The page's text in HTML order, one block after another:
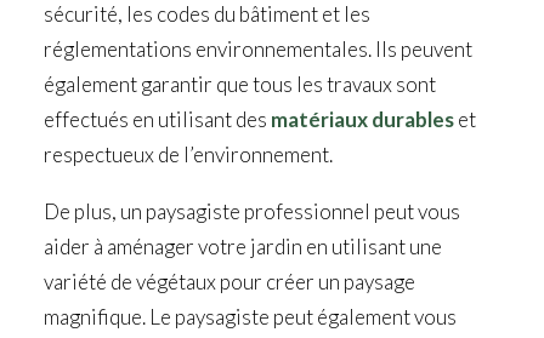
sécurité, les codes du bâtiment et les
réglementations environnementales. Ils peuvent
également garantir que tous les travaux sont
effectués en utilisant des matériaux durableset
respectueux de l’environnement.
De plus, un paysagiste professionnel peut vous
aider à aménager votre jardin en utilisant une
variété de végétaux pour créer un paysage
magnifique. Le paysagiste peut également vous